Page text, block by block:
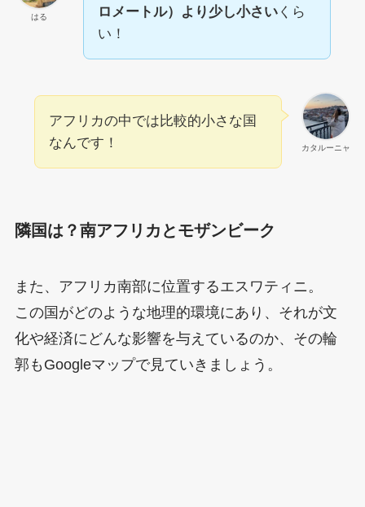
はる
ロメートル）より少し小さいくら
い！
カタルーニャ
アフリカの中では比較的小さな国
なんです！
隣国は？南アフリカとモザンビーク
また、アフリカ南部に位置するエスワティニ。
この国がどのような地理的環境にあり、それが文
化や経済にどんな影響を与えているのか、その輪
郭もGoogleマップで見ていきましょう。